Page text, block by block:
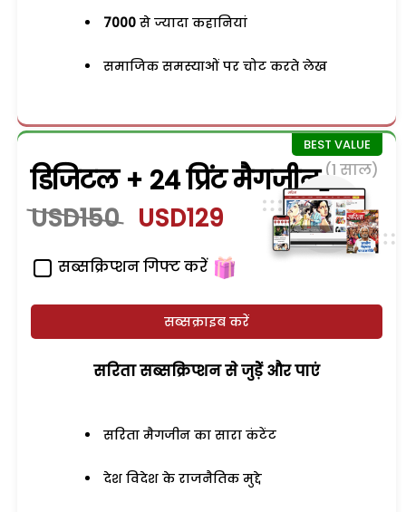
7000 से ज्यादा कहानियां
समाजिक समस्याओं पर चोट करते लेख
डिजिटल + 24 प्रिंट मैगजीन (1 साल)
USD150 USD129
सब्सक्रिप्शन गिफ्ट करें
सब्सक्राइब करें
सरिता सब्सक्रिप्शन से जुड़ेें और पाएं
सरिता मैगजीन का सारा कंटेंट
देश विदेश के राजनैतिक मुद्दे